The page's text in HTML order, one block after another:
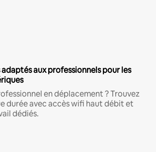
aux professionnels pour les
en déplacement ? Trouvez
durée avec accès wifi haut débit et
dédiés.